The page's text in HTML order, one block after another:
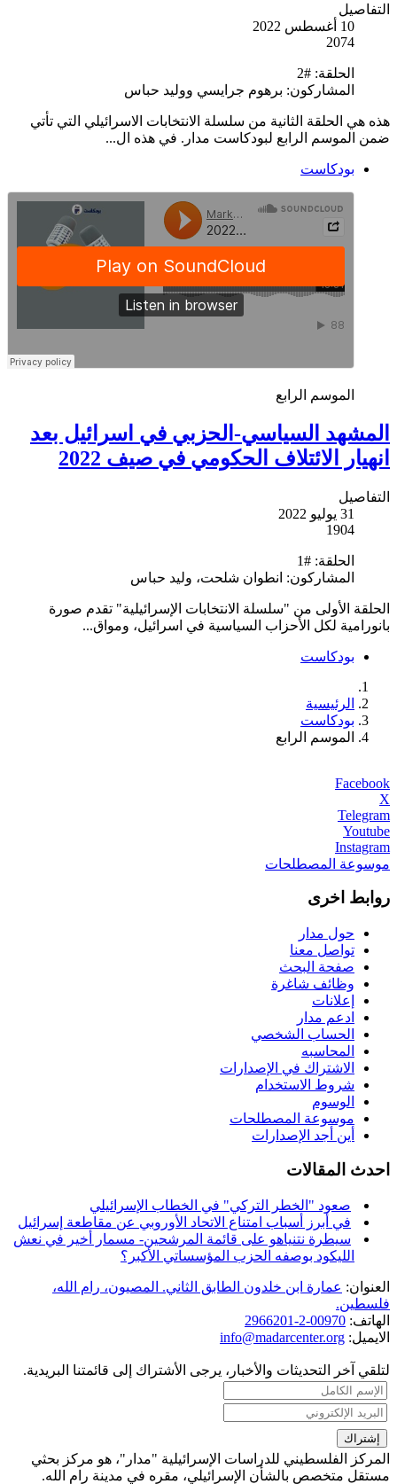
التفاصيل
10 أغسطس 2022
2074
الحلقة: #2
المشاركون: برهوم جرايسي ووليد حباس
هذه هي الحلقة الثانية من سلسلة الانتخابات الاسرائيلي التي تأتي
ضمن الموسم الرابع لبودكاست مدار. في هذه ال...
بودكاست
الموسم الرابع
المشهد السياسي-الحزبي في اسرائيل بعد
انهيار الائتلاف الحكومي في صيف 2022
التفاصيل
31 يوليو 2022
1904
الحلقة: #1
المشاركون: انطوان شلحت، وليد حباس
الحلقة الأولى من "سلسلة الانتخابات الإسرائيلية" تقدم صورة
بانورامية لكل الأحزاب السياسية في اسرائيل، ومواق...
بودكاست
الرئيسية
بودكاست
الموسم الرابع
Facebook
X
Telegram
Youtube
Instagram
موسوعة المصطلحات
روابط اخرى
حول مدار
تواصل معنا
صفحة البحث
وظائف شاغرة
إعلانات
ادعم مدار
الحساب الشخصي
المحاسبه
الاشتراك في الإصدارات
شروط الاستخدام
الوسوم
موسوعة المصطلحات
أين أجد الإصدارات
احدث المقالات
صعود "الخطر التركي" في الخطاب الإسرائيلي
في أبرز أسباب امتناع الاتحاد الأوروبي عن مقاطعة إسرائيل
سيطرة نتنياهو على قائمة المرشحين- مسمار أخير في نعش
الليكود بوصفه الحزب المؤسساتي الأكبر؟
العنوان: عمارة ابن خلدون الطابق الثاني. المصيون، رام الله،
فلسطين.
الهاتف: 00970-2-2966201
الايميل: info@madarcenter.org
لتلقي آخر التحديثات والأخبار، يرجى الأشتراك إلى قائمتنا البريدية.
المركز الفلسطيني للدراسات الإسرائيلية "مدار"، هو مركز بحثي
مستقل متخصص بالشأن الإسرائيلي، مقره في مدينة رام الله.